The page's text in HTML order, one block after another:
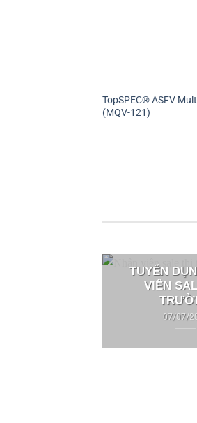
TopSPEC® ASFV
(MQV-121)
TUYỂN
VIÊN
07/07/